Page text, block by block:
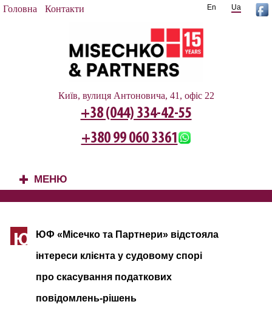
Головна Контакти Ua
En
Київ, вулиця Антоновича, 41, офіс 22
+38 (044) 334-42-55
+380 99 060 3361
+ МЕНЮ
Ю ЮФ «Місечко та Партнери» відстояла
інтереси клієнта у судовому спорі
про скасування податкових
повідомлень-рішень